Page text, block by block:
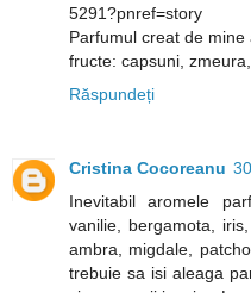
5291?pnref=story
Parfumul creat de
fructe: capsuni,
Răspundeți
Cristina Cocoreanu
Inevitabil aromele
vanilie, bergamota,
ambra, migdale,
trebuie sa isi aleaga